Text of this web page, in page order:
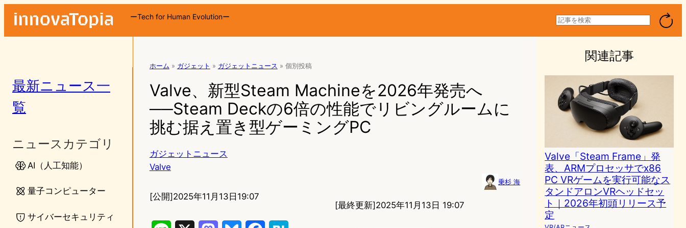
ーTech for Human Evolutionー
検
索
最新ニュース一
覧
ニュースカテゴリ
AI（人工知能）
量子コンピューター
サイバーセキュリティ
ホーム » ガジェット » ガジェットニュース » 個別投稿
Valve、新型Steam Machineを2026年発売へ
──Steam Deckの6倍の性能でリビングルームに
挑む据え置き型ゲーミングPC
ガジェットニュース
Valve
乗杉 海
[公開]2025年11月13日19:07
[最終更新]2025年11月13日 19:07
関連記事
Valve「Steam Frame」発
表、ARMプロセッサでx86
PC VRゲームを実行可能なス
タンドアロンVRヘッドセッ
ト｜2026年初頭リリース予
定